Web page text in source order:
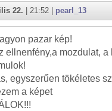
22. | 21:52 | pearl_13
pazar kép!
ellnenfény,a mozdulat, a
egyszerűen tökéletes
a képet